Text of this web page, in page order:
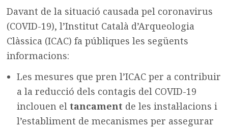
Davant de la situació causada pel coronavirus
(COVID-19), l’Institut Català d’Arqueologia
Clàssica (ICAC) fa públiques les següents
informacions:
Les mesures que pren l’ICAC per a contribuir
a la reducció dels contagis del COVID-19
inclouen eltancament de les instal·lacions i
l’establiment de mecanismes per assegurar